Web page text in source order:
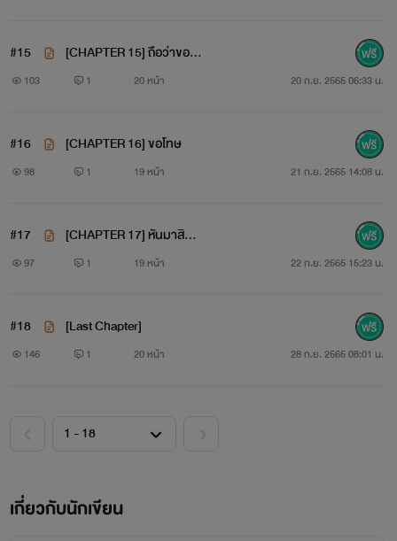
แนะนำตัวเหรอ? อยากรู้เรื่องของฉันล่ะสิ?
ฉันชื่อโฮซอล เป็นลูกครึ่งเกาหลี เกิดที่เกาหลีและโตที่ไทย ฉัน
เขาพูดกันแบบนี้หรือเปล่า? ไม่รู้ล่ะ!
ชอบอารมณ์ตัวเอง แต่ก็ควบคุมมันไม่ได้ ไม่มีอะไรจะพูดแล้วล่ะ
#15 [CHAPTER 15] ถือว่าขอ…
103 1 20 หน้า 20 ก.ย. 2565 06:33 น.
#16 [CHAPTER 16] ขอโทษ
98 1 19 หน้า 21 ก.ย. 2565 14:08 น.
#17 [CHAPTER 17] หันมาสิ…
97 1 19 หน้า 22 ก.ย. 2565 15:23 น.
#18 [Last Chapter]
146 1 20 หน้า 28 ก.ย. 2565 08:01 น.
เกี่ยวกับนักเขียน